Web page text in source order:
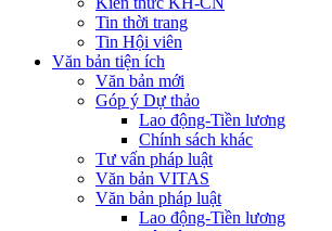
Tin thời trang
Tin Hội viên
Văn bản tiện ích
Văn bản mới
Góp ý Dự thảo
Lao động-Tiền lương
Chính sách khác
Tư vấn pháp luật
Văn bản VITAS
Văn bản pháp luật
Lao động-Tiền lương